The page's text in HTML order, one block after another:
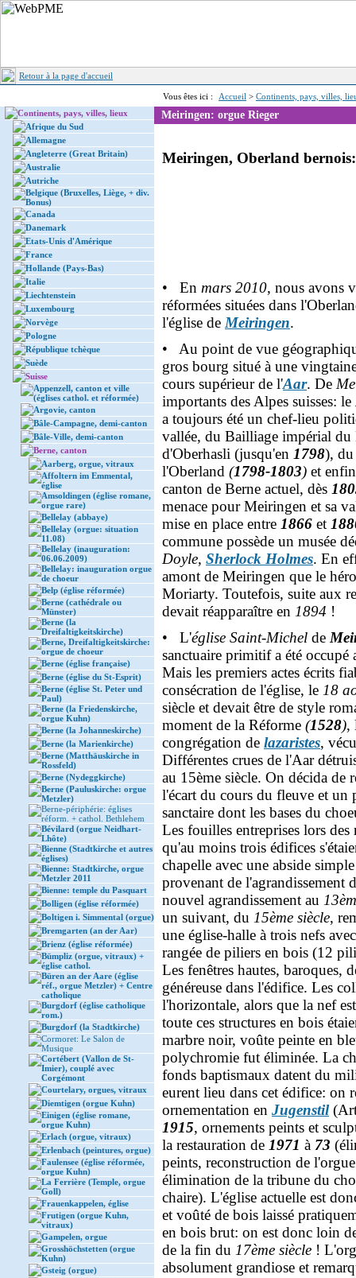
Retour à la page d'accueil
Vous êtes ici : Accueil > Continents, pays, villes,
Continents, pays, villes, lieux
Afrique du Sud
Allemagne
Angleterre (Great Britain)
Australie
Autriche
Belgique (Bruxelles, Liège, + div.
Bonus)
Canada
Danemark
Etats-Unis d'Amérique
France
Hollande (Pays-Bas)
Italie
Liechtenstein
Luxembourg
Norvège
Pologne
République tchèque
Suède
Suisse
Appenzell, canton et ville
(églises cathol. et réformée)
Argovie, canton
Bâle-Campagne, demi-canton
Bâle-Ville, demi-canton
Berne, canton
Aarberg, orgue, vitraux
Affoltern im Emmental,
église
Amsoldingen (église romane,
orgue rare)
Bellelay (abbaye)
Bellelay (orgue: situation
11.08)
Bellelay (inauguration:
06.06.2009)
Bellelay: inauguration orgue
de choeur
Belp (église réformée)
Berne (cathédrale ou
Münster)
Berne (la
Dreifaltigkeitskirche)
Berne, Dreifaltigkeitskirche:
orgue de choeur
Berne (église française)
Berne (église du St-Esprit)
Berne (église St. Peter und
Paul)
Berne (la Friedenskirche,
orgue Kuhn)
Berne (la Johanneskirche)
Berne (la Marienkirche)
Berne (Matthäuskirche in
Rossfeld)
Berne (Nydeggkirche)
Berne (Pauluskirche: orgue
Metzler)
Berne-périphérie: églises
réform. + cathol. Bethlehem
Bévilard (orgue Neidhart-
Lhôte)
Bienne (Stadtkirche et autres
églises)
Bienne: Stadtkirche, orgue
Metzler 2011
Bienne: temple du Pasquart
Bolligen (église réformée)
Boltigen i. Simmental (orgue)
Bremgarten (an der Aar)
Brienz (église réformée)
Bümpliz (orgue, vitraux) +
église cathol.
Büren an der Aare (église
réf., orgue Metzler) + Centre
catholique
Burgdorf (église catholique
rom.)
Burgdorf (la Stadtkirche)
Cormoret: Le Salon de
Musique
Cortébert (Vallon de St-
Imier), couplé avec
Corgémont
Courtelary, orgues, vitraux
Diemtigen (orgue Kuhn)
Einigen (église romane,
orgue Kuhn)
Erlach (orgue, vitraux)
Erlenbach (peintures, orgue)
Faulensee (église réformée,
orgue Kuhn)
La Ferrière (Temple, orgue
Goll)
Frauenkappelen, église
Frutigen (orgue Kuhn,
vitraux)
Gampelen, orgue
Grosshöchstetten (orgue
Kuhn)
Gsteig (orgue)
Meiringen: orgue Rieger
Meiringen, Oberland
• En mars 2010, nous avons
réformées situées dans
l'église de Meiringen.
• Au point de vue
gros bourg situé à une
cours supérieur de l'Aar. De
importants des Alpes suisses: le
a toujours été un chef-lieu
vallée, du Bailliage impérial
d'Oberhasli (jusqu'en 1798), du
l'Oberland (1798-1803) et
canton de Berne actuel, dès
menace pour Meiringen et sa
mise en place entre 1866 et
commune possède un musée
Doyle, Sherlock Holmes. En
amont de Meiringen que le
Moriarty. Toutefois, suite aux
devait réapparaître en 1894 !
• L'église Saint-Michel de
sanctuaire primitif a été occupé
Mais les premiers actes écrits
consécration de l'église, le 18
siècle et devait être de style
moment de la Réforme (1528),
congrégation de lazaristes,
Différentes crues de l'Aar
au 15ème siècle. On décida de
l'écart du cours du fleuve et un
sanctaire dont les bases du
Les fouilles entreprises lors
qu'au moins trois édifices
chapelle avec une abside
provenant de l'agrandissement
nouvel agrandissement au
un suivant, du 15ème siècle,
une église-halle à trois nefs
rangée de piliers en bois (12
Les fenêtres hautes, baroques,
généreuse dans l'édifice. Les
l'horizontale, alors que la nef
toute ces structures en bois
marbre noir, voûte peinte en
polychromie fut éliminée. La
fonds baptismaux datent du
eurent lieu dans cet édifice: on
ornementation en Jugenstil(Art
1915, ornements peints et
la restauration de 1971 à 73
peints, reconstruction de
élimination de la tribune du
chaire). L'église actuelle est
et voûté de bois laissé
en bois brut: on est donc loin
de la fin du 17ème siècle !
absolument grandiose et